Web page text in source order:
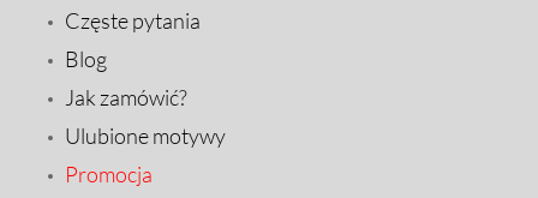
Częste pytania
Blog
Jak zamówić?
Ulubione motywy
Promocja